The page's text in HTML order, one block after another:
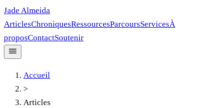
Jade Almeida
ArticlesChroniquesRessourcesParcoursServicesÀ
proposContactSoutenir
Accueil
>
Articles